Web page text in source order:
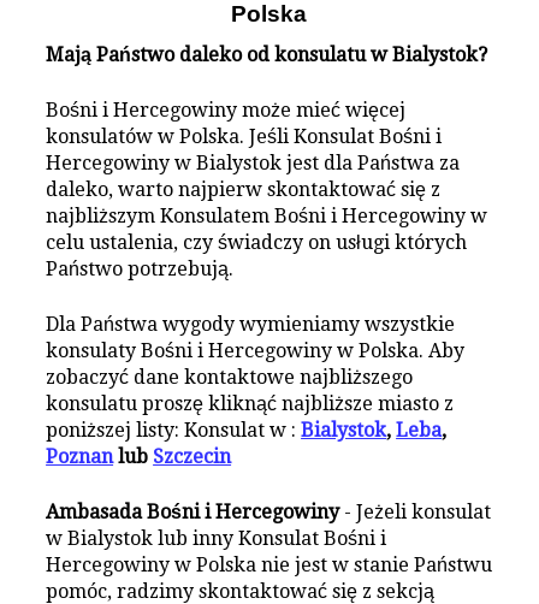
Polska
Mają Państwo daleko od konsulatu w Bialystok?
Bośni i Hercegowiny może mieć więcej
konsulatów w Polska. Jeśli Konsulat Bośni i
Hercegowiny w Bialystok jest dla Państwa za
daleko, warto najpierw skontaktować się z
najbliższym Konsulatem Bośni i Hercegowiny w
celu ustalenia, czy świadczy on usługi których
Państwo potrzebują.
Dla Państwa wygody wymieniamy wszystkie
konsulaty Bośni i Hercegowiny w Polska. Aby
zobaczyć dane kontaktowe najbliższego
konsulatu proszę kliknąć najbliższe miasto z
poniższej listy: Konsulat w :Bialystok,Leba,
Poznanlub Szczecin
Ambasada Bośni i Hercegowiny- Jeżeli konsulat
w Bialystok lub inny Konsulat Bośni i
Hercegowiny w Polska nie jest w stanie Państwu
pomóc, radzimy skontaktować się z sekcją